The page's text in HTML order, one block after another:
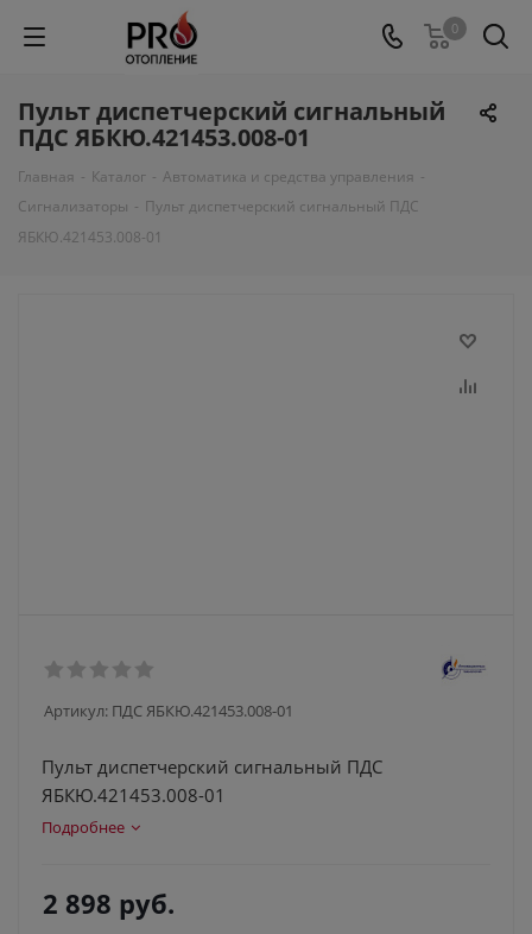
0
Пульт диспетчерский сигнальный
ПДС ЯБКЮ.421453.008-01
Главная - Каталог - Автоматика и средства управления -
Сигнализаторы - Пульт диспетчерский сигнальный ПДС
ЯБКЮ.421453.008-01
Артикул: ПДС ЯБКЮ.421453.008-01
Пульт диспетчерский сигнальный ПДС
ЯБКЮ.421453.008-01
Подробнее
2 898 руб.